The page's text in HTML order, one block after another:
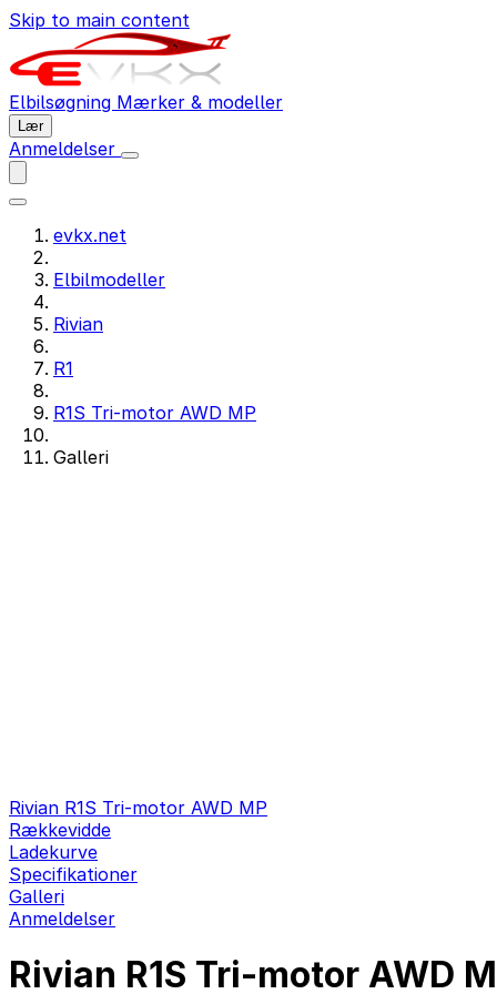
Skip to main content
Elbilsøgning Mærker & modeller
Lær
Anmeldelser
evkx.net
Elbilmodeller
Rivian
R1
R1S Tri-motor AWD MP
Galleri
Rivian R1S Tri-motor AWD MP
Rækkevidde
Ladekurve
Specifikationer
Galleri
Anmeldelser
Rivian R1S Tri-motor AWD